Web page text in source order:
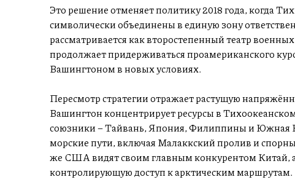
Это решение отменяет политику 2018 года, когда
символически объединены в единую зону
рассматривается как второстепенный театр
продолжает придерживаться проамериканского
Вашингтоном в новых условиях.
Пересмотр стратегии отражает растущую
Вашингтон концентрирует ресурсы в
союзники – Тайвань, Япония, Филиппины и Южная
морские пути, включая Малаккский пролив и
же США видят своим главным конкурентом Китай, а
контролирующую доступ к арктическим маршрутам.